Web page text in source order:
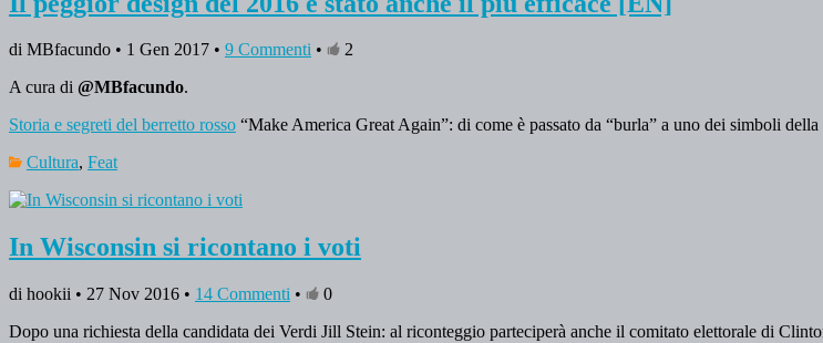
di MBfacundo • 1 Gen 2017 • 9 Commenti •
2
A cura di @MBfacundo.
Storia e segreti del berretto rosso “Make America Great Again”: di come è passato da “burla” a uno dei simboli
Cultura, Feat
In Wisconsin si ricontano i voti
di hookii • 27 Nov 2016 • 14 Commenti •
0
Dopo una richiesta della candidata dei Verdi Jill Stein: al riconteggio parteciperà anche il comitato elettorale di